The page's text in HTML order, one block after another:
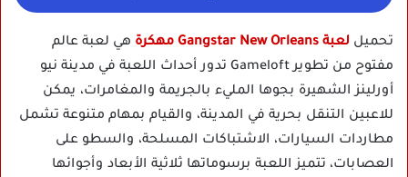
تحميل لعبة Gangstar New Orleans مهكرة
هي لعبة عالم
مفتوح من تطوير Gameloft تدور أحداث اللعبة في مدينة نيو
أورلينز الشهيرة بجوها المليء بالجريمة والمغامرات، يمكن
للاعبين التنقل بحرية في المدينة، والقيام بمهام متنوعة تشمل
مطاردات السيارات، الاشتباكات المسلحة، والسطو على
العصابات، تتميز اللعبة برسوماتها ثلاثية الأبعاد وأجوائها